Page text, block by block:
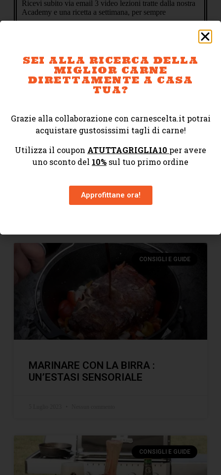
Ricevi subito via email 3 video lezioni tratte dalla nostra
Academy e una ricetta a settimana, per sempre
Cliccando Invia accetto termini e
GUARDA I 3
CONSIGLI E GUIDE
MARINARE CON LA BIRRA :
UN’ESTASI SENSORIALE
CONSIGLI E GUIDE
SEI ALLA RICERCA DELLA
MIGLIOR CARNE
DIRETTAMENTE A CASA
TUA?
Grazie alla collaborazione con carnescelta.it potrai
acquistare gustosissimi tagli di carne!
Utilizza il coupon ATUTTAGRIGLIA10 per avere
uno sconto del 10% sul tuo primo ordine
Approfittane ora!